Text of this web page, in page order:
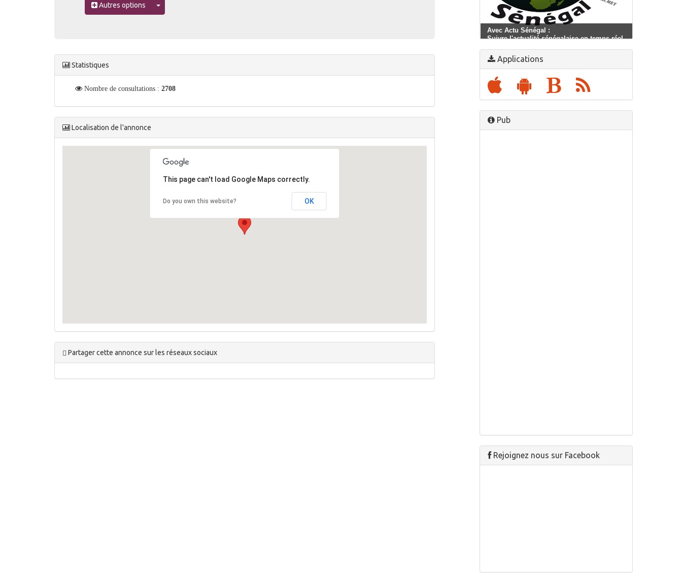
Autres options Toggle Dropdown
Statistiques
Nombre de consultations : 2708
Localisation de l'annonce
This page can't load Google Maps correctly.
Do you own this website? OK
Partager cette annonce sur les réseaux sociaux
Avec Actu Sénégal :
Suivre l'actualité sénégalaise en temps réel
Applications
Pub
Rejoignez nous sur Facebook